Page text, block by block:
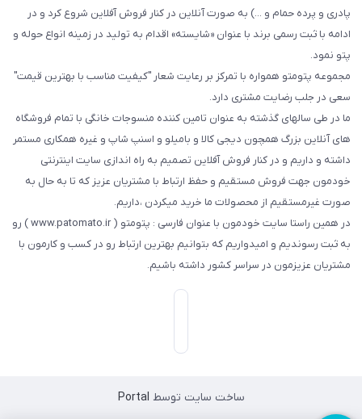
پادری و پرده حمام و ...) به صورت آنلاین در کنار فروش آفلاین شروع کرد و در
ادامه با ثبت رسمی برند با عنوان «شایسته» اقدام به تولید در زمینه انواع حوله و
پتو نمود.
مجموعه پتومتو همواره با تمرکز بر رعایت شعار "کیفیت مناسب با بهترین قیمت"
سعی در جلب رضایت مشتری دارد.
ما در طی سالهای گذشته به عنوان تامین کننده منسوجات خانگی با تمام فروشگاه
های آنلاین بزرگ همچون دیجی کالا و بامیلو و اسنپ شاپ و غیره همکاری مستمر
داشته و داریم و در کنار فروش آفلاین تصمیم به راه اندازی سایت اینترنتی
خودمون جهت فروش مستقیم و حفظ ارتباط با مشتریان عزیز که تا به حال به
صورت غیرمستقیم از محصولات ما خرید میکردن ،داریم.
در همین راستا سایت خودمون با عنوان فارسی : پتومتو ( www.patomato.ir ) رو
به ثبت رسوندیم و امیدواریم که بتوانیم بهترین ارتباط رو در کسب و کارمون با
مشتریان عزیزمون در سراسر کشور داشته باشیم.
ساخت سایت توسط Portal